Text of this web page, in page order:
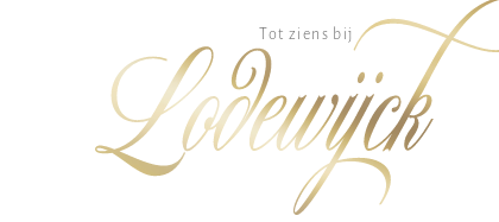
Tot ziens bij